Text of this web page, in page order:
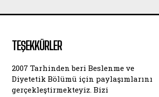
TEŞEKKÜRLER
2007 Tarhinden beri Beslenme ve
Diyetetik Bölümü için paylaşımlarını
gerçekleştirmekteyiz. Bizi